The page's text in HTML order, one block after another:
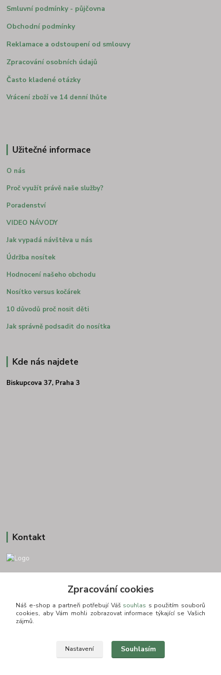
Smluvní podmínky - půjčovna
Obchodní podmínky
Reklamace a odstoupení od smlouvy
Zpracování osobních údajů
Často kladené otázky
Vrácení zboží ve 14 denní lhůte
Užitečné informace
O nás
Proč využít právě naše služby?
Poradenství
VIDEO NÁVODY
Jak vypadá návštěva u nás
Údržba nosítek
Hodnocení našeho obchodu
Nosítko versus kočárek
10 důvodů proč nosit děti
Jak správně podsadit do nosítka
Kde nás najdete
Biskupcova 37, Praha 3
Kontakt
Otevírací doba: PO-PÁ: 9:00-16:00 NUTNÁ REZERVACE
info@zkusnositko.cz
Zpracování cookies
Náš e-shop a partneři potřebují Váš souhlas s použitím souborů
cookies, aby Vám mohli zobrazovat informace týkající se Vašich
zájmů.
Nastavení Souhlasím